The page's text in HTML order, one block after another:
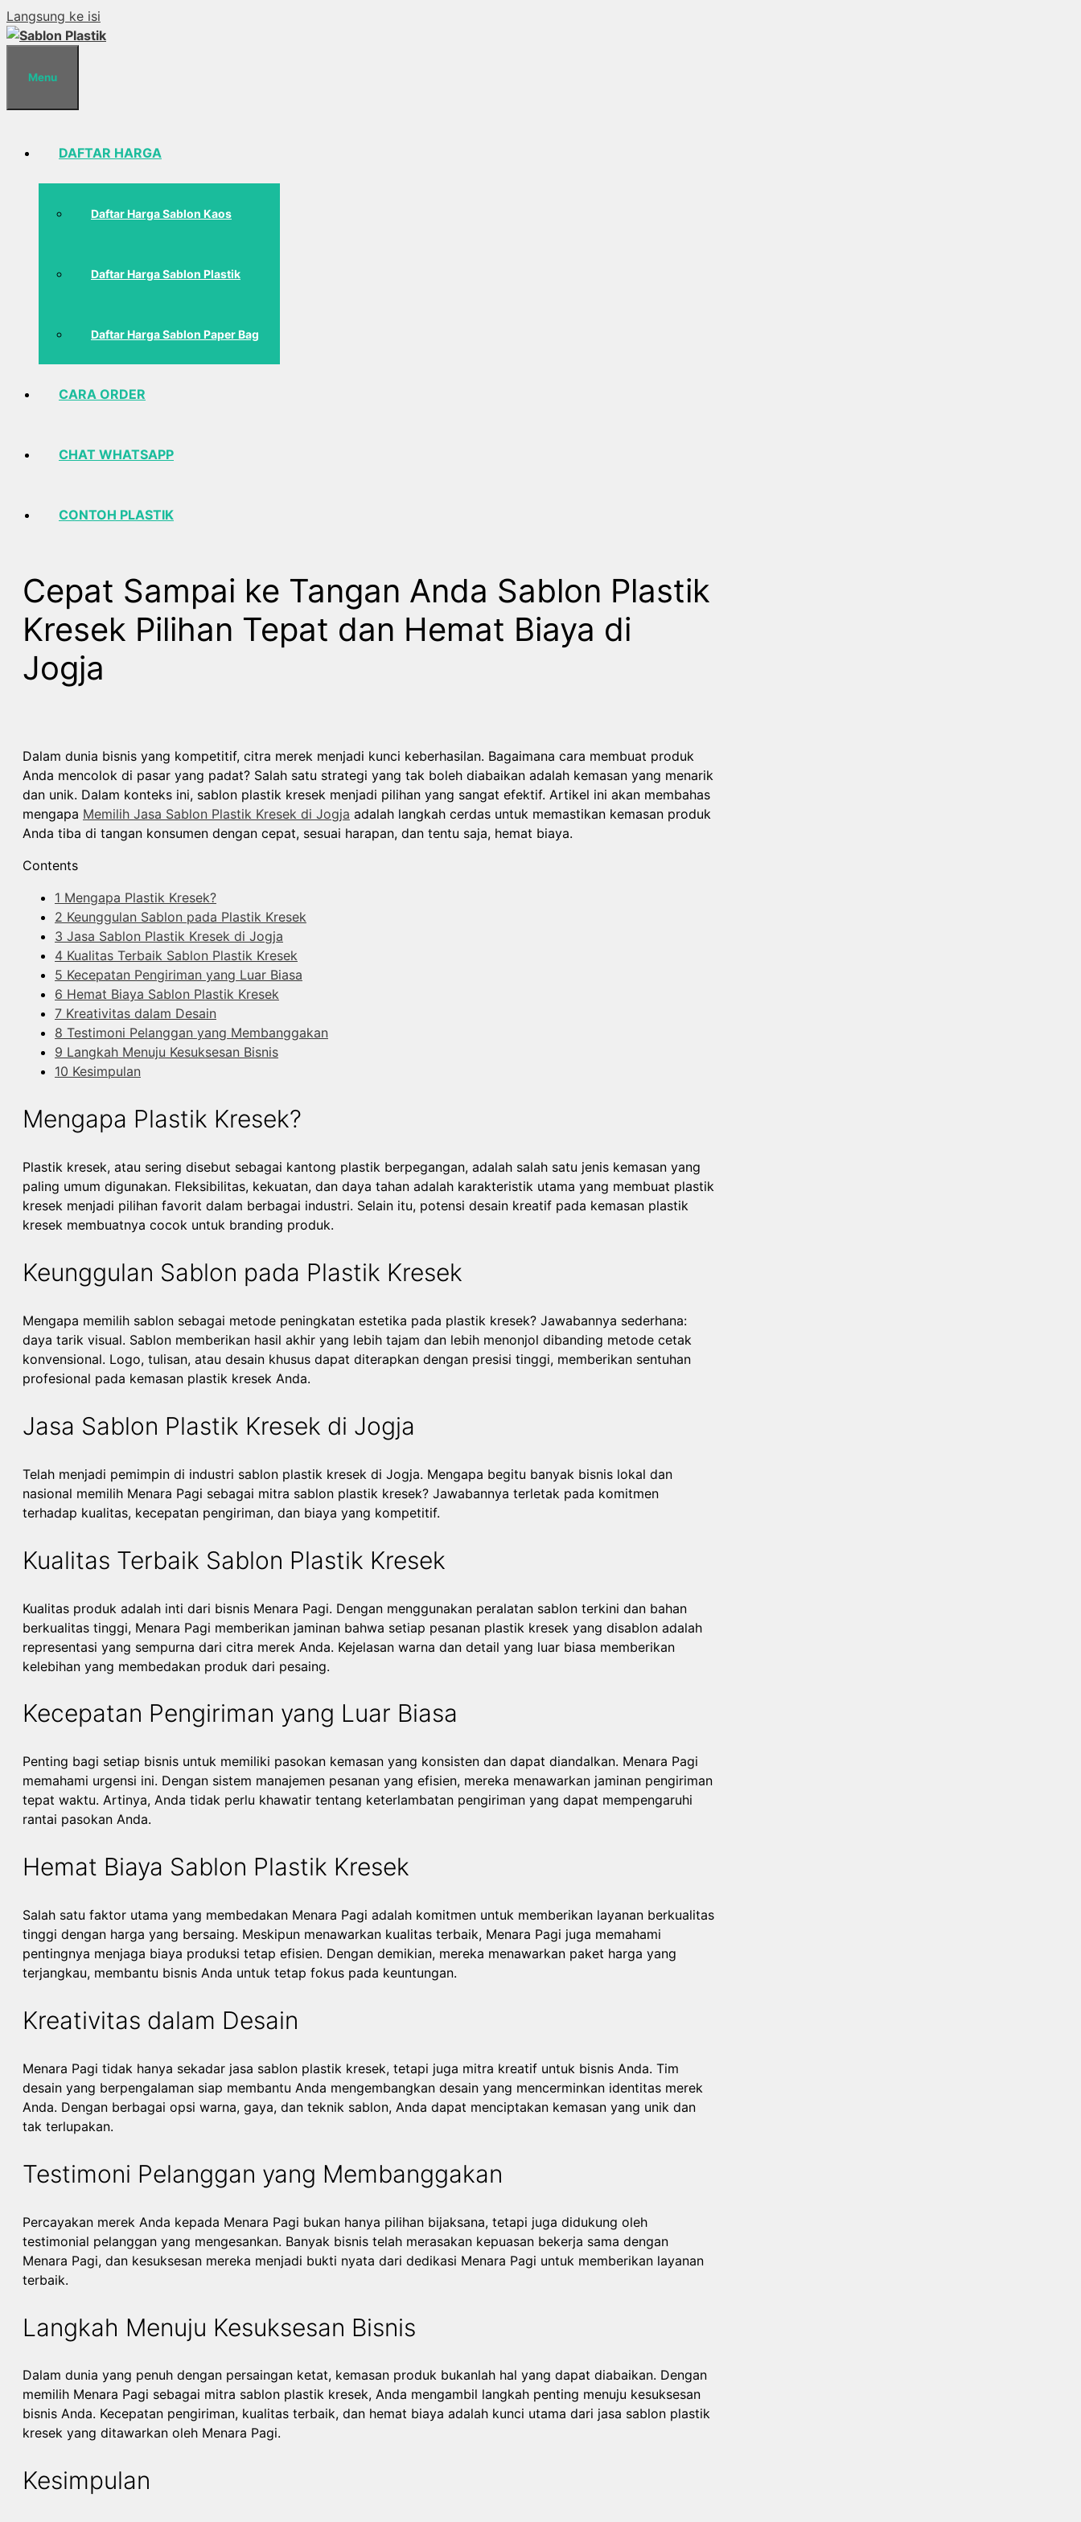
Langsung ke isi
Menu
DAFTAR HARGA
Daftar Harga Sablon Kaos
Daftar Harga Sablon Plastik
Daftar Harga Sablon Paper Bag
CARA ORDER
CHAT WHATSAPP
CONTOH PLASTIK
Cepat Sampai ke Tangan Anda Sablon Plastik
Kresek Pilihan Tepat dan Hemat Biaya di
Jogja
Dalam dunia bisnis yang kompetitif, citra merek menjadi kunci keberhasilan. Bagaimana cara membuat produk
Anda mencolok di pasar yang padat? Salah satu strategi yang tak boleh diabaikan adalah kemasan yang menarik
dan unik. Dalam konteks ini, sablon plastik kresek menjadi pilihan yang sangat efektif. Artikel ini akan membahas
mengapa Memilih Jasa Sablon Plastik Kresek di Jogja adalah langkah cerdas untuk memastikan kemasan produk
Anda tiba di tangan konsumen dengan cepat, sesuai harapan, dan tentu saja, hemat biaya.
Contents
1 Mengapa Plastik Kresek?
2 Keunggulan Sablon pada Plastik Kresek
3 Jasa Sablon Plastik Kresek di Jogja
4 Kualitas Terbaik Sablon Plastik Kresek
5 Kecepatan Pengiriman yang Luar Biasa
6 Hemat Biaya Sablon Plastik Kresek
7 Kreativitas dalam Desain
8 Testimoni Pelanggan yang Membanggakan
9 Langkah Menuju Kesuksesan Bisnis
10 Kesimpulan
Mengapa Plastik Kresek?
Plastik kresek, atau sering disebut sebagai kantong plastik berpegangan, adalah salah satu jenis kemasan yang
paling umum digunakan. Fleksibilitas, kekuatan, dan daya tahan adalah karakteristik utama yang membuat plastik
kresek menjadi pilihan favorit dalam berbagai industri. Selain itu, potensi desain kreatif pada kemasan plastik
kresek membuatnya cocok untuk branding produk.
Keunggulan Sablon pada Plastik Kresek
Mengapa memilih sablon sebagai metode peningkatan estetika pada plastik kresek? Jawabannya sederhana:
daya tarik visual. Sablon memberikan hasil akhir yang lebih tajam dan lebih menonjol dibanding metode cetak
konvensional. Logo, tulisan, atau desain khusus dapat diterapkan dengan presisi tinggi, memberikan sentuhan
profesional pada kemasan plastik kresek Anda.
Jasa Sablon Plastik Kresek di Jogja
Telah menjadi pemimpin di industri sablon plastik kresek di Jogja. Mengapa begitu banyak bisnis lokal dan
nasional memilih Menara Pagi sebagai mitra sablon plastik kresek? Jawabannya terletak pada komitmen
terhadap kualitas, kecepatan pengiriman, dan biaya yang kompetitif.
Kualitas Terbaik Sablon Plastik Kresek
Kualitas produk adalah inti dari bisnis Menara Pagi. Dengan menggunakan peralatan sablon terkini dan bahan
berkualitas tinggi, Menara Pagi memberikan jaminan bahwa setiap pesanan plastik kresek yang disablon adalah
representasi yang sempurna dari citra merek Anda. Kejelasan warna dan detail yang luar biasa memberikan
kelebihan yang membedakan produk dari pesaing.
Kecepatan Pengiriman yang Luar Biasa
Penting bagi setiap bisnis untuk memiliki pasokan kemasan yang konsisten dan dapat diandalkan. Menara Pagi
memahami urgensi ini. Dengan sistem manajemen pesanan yang efisien, mereka menawarkan jaminan pengiriman
tepat waktu. Artinya, Anda tidak perlu khawatir tentang keterlambatan pengiriman yang dapat mempengaruhi
rantai pasokan Anda.
Hemat Biaya Sablon Plastik Kresek
Salah satu faktor utama yang membedakan Menara Pagi adalah komitmen untuk memberikan layanan berkualitas
tinggi dengan harga yang bersaing. Meskipun menawarkan kualitas terbaik, Menara Pagi juga memahami
pentingnya menjaga biaya produksi tetap efisien. Dengan demikian, mereka menawarkan paket harga yang
terjangkau, membantu bisnis Anda untuk tetap fokus pada keuntungan.
Kreativitas dalam Desain
Menara Pagi tidak hanya sekadar jasa sablon plastik kresek, tetapi juga mitra kreatif untuk bisnis Anda. Tim
desain yang berpengalaman siap membantu Anda mengembangkan desain yang mencerminkan identitas merek
Anda. Dengan berbagai opsi warna, gaya, dan teknik sablon, Anda dapat menciptakan kemasan yang unik dan
tak terlupakan.
Testimoni Pelanggan yang Membanggakan
Percayakan merek Anda kepada Menara Pagi bukan hanya pilihan bijaksana, tetapi juga didukung oleh
testimonial pelanggan yang mengesankan. Banyak bisnis telah merasakan kepuasan bekerja sama dengan
Menara Pagi, dan kesuksesan mereka menjadi bukti nyata dari dedikasi Menara Pagi untuk memberikan layanan
terbaik.
Langkah Menuju Kesuksesan Bisnis
Dalam dunia yang penuh dengan persaingan ketat, kemasan produk bukanlah hal yang dapat diabaikan. Dengan
memilih Menara Pagi sebagai mitra sablon plastik kresek, Anda mengambil langkah penting menuju kesuksesan
bisnis Anda. Kecepatan pengiriman, kualitas terbaik, dan hemat biaya adalah kunci utama dari jasa sablon plastik
kresek yang ditawarkan oleh Menara Pagi.
Kesimpulan